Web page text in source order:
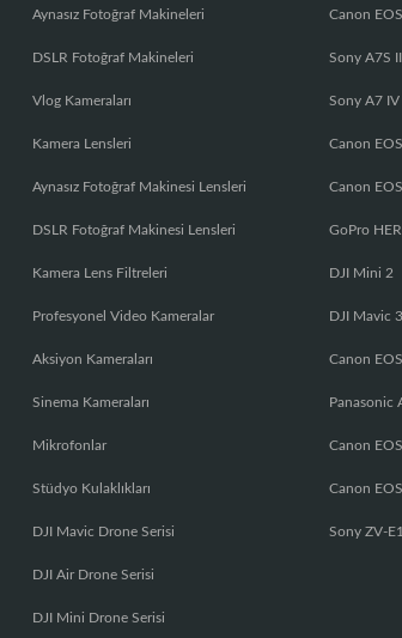
Aynasız Fotoğraf Makineleri
DSLR Fotoğraf Makineleri
Vlog Kameraları
Kamera Lensleri
Aynasız Fotoğraf Makinesi Lensleri
DSLR Fotoğraf Makinesi Lensleri
Kamera Lens Filtreleri
Profesyonel Video Kameralar
Aksiyon Kameraları
Sinema Kameraları
Mikrofonlar
Stüdyo Kulaklıkları
DJI Mavic Drone Serisi
DJI Air Drone Serisi
DJI Mini Drone Serisi
Canon
Sony A7S
Sony A7 IV
Canon
Canon
GoPro
DJI Mini 2
DJI Mavic 3
Canon
Panasonic
Canon
Canon
Sony ZV-